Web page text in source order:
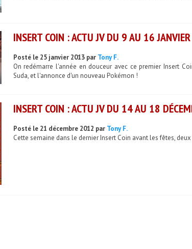
INSERT COIN : ACTU JV DU 9 AU 16 JANVIER
Posté le 25 janvier 2013 par Tony F.
On redémarre l'année en douceur avec ce premier Insert
Suda, et l'annonce d'un nouveau Pokémon !
INSERT COIN : ACTU JV DU 14 AU 18
Posté le 21 décembre 2012 par Tony F.
Cette semaine dans le dernier Insert Coin avant les fêtes,